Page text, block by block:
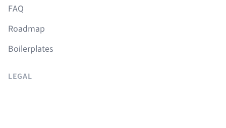
FAQ
Roadmap
Boilerplates
LEGAL